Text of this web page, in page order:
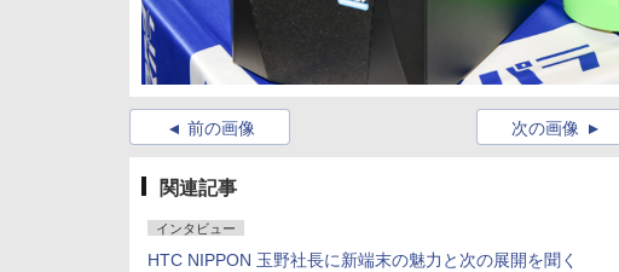
前の画像 次の画像
関連記事
インタビュー
HTC NIPPON 玉野社長に新端末の魅力と次の展開を聞く